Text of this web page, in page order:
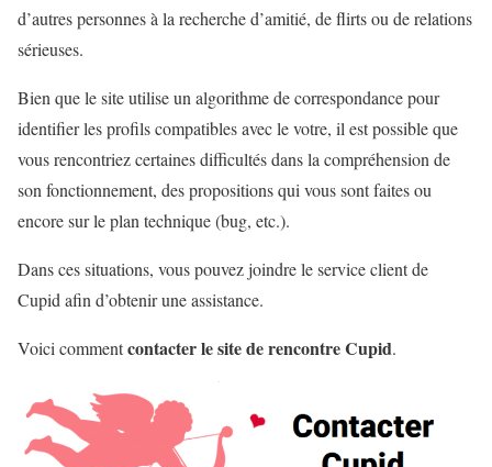
d’autres personnes à la recherche d’amitié, de flirts ou de relations
sérieuses.
Bien que le site utilise un algorithme de correspondance pour
identifier les profils compatibles avec le votre, il est possible que
vous rencontriez certaines difficultés dans la compréhension de
son fonctionnement, des propositions qui vous sont faites ou
encore sur le plan technique (bug, etc.).
Dans ces situations, vous pouvez joindre le service client de
Cupid afin d’obtenir une assistance.
Voici commentcontacter le site de rencontre Cupid.